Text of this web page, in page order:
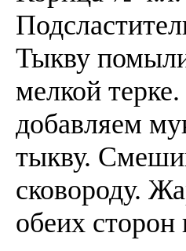
Тыкву
мелкой
добавляем
тыкву.
сковороду.
обеих сторон